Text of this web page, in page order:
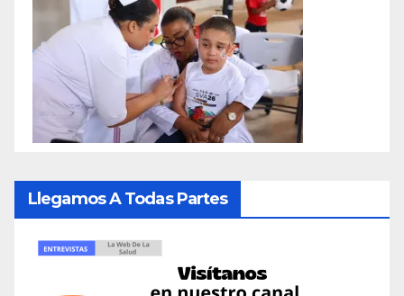
Llegamos A Todas Partes